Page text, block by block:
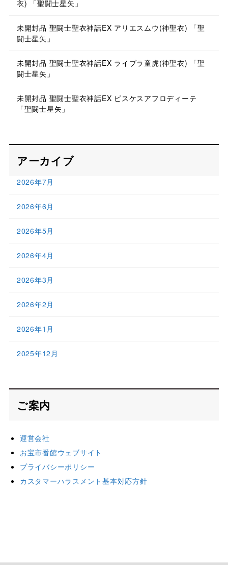
衣) 「聖闘士星矢」
未開封品 聖闘士聖衣神話EX アリエスムウ(神聖衣) 「聖
闘士星矢」
未開封品 聖闘士聖衣神話EX ライブラ童虎(神聖衣) 「聖
闘士星矢」
未開封品 聖闘士聖衣神話EX ピスケスアフロディーテ
「聖闘士星矢」
アーカイブ
2026年7月
2026年6月
2026年5月
2026年4月
2026年3月
2026年2月
2026年1月
2025年12月
ご案内
運営会社
お宝市番館ウェブサイト
プライバシーポリシー
カスタマーハラスメント基本対応方針